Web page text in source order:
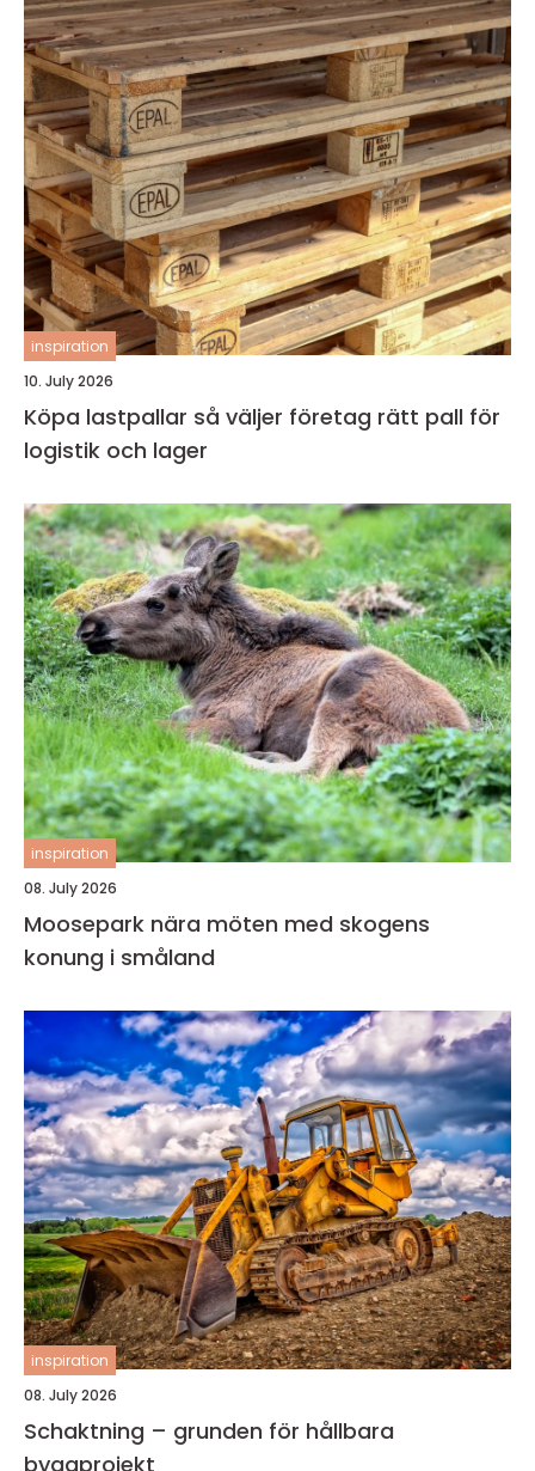
inspiration
10. July 2026
Köpa lastpallar så väljer företag rätt pall för
logistik och lager
inspiration
08. July 2026
Moosepark nära möten med skogens
konung i småland
inspiration
08. July 2026
Schaktning – grunden för hållbara
byggprojekt